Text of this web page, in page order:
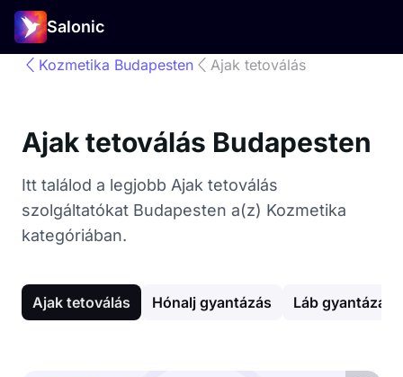
Salonic
Kozmetika Budapesten Ajak tetoválás
Ajak tetoválás Budapesten
Itt találod a legjobb Ajak tetoválás
szolgáltatókat Budapesten a(z) Kozmetika
kategóriában.
Ajak tetoválás Hónalj gyantázás Láb gyantázás